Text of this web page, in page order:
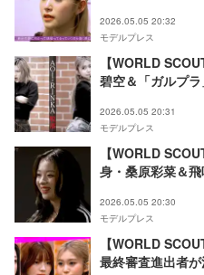
2026.05.05 20:32
モデルプレス
【WORLD
碧空＆「ガルプ
2026.05.05 20:31
モデルプレス
【WORLD
身・桑原彩菜＆
る
2026.05.05 20:30
モデルプレス
【WORLD
最終審査進出者